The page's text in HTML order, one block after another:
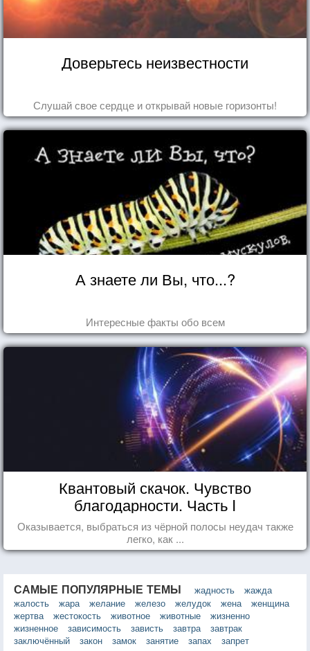
Доверьтесь неизвестности
Слушай свое сердце и открывай новые горизонты!
А знаете ли Вы, что...?
Интересные факты обо всем
Квантовый скачок. Чувство
благодарности. Часть I
Оказывается, выбраться из чёрной полосы неудач также
легко, как ...
САМЫЕ ПОПУЛЯРНЫЕ ТЕМЫ жадность
жажда
жалость
жара желание железо желудок жена
женщина
жертва
жестокость животное животные
жизненно
жизненное
зависимость зависть завтра
завтрак
заключённый
закон замок занятие запах
запрет